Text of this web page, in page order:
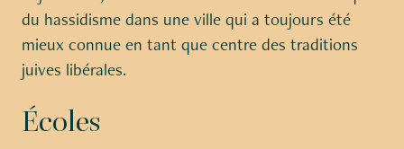
du hassidisme dans une ville qui a toujours été
mieux connue en tant que centre des traditions
juives libérales.
Écoles